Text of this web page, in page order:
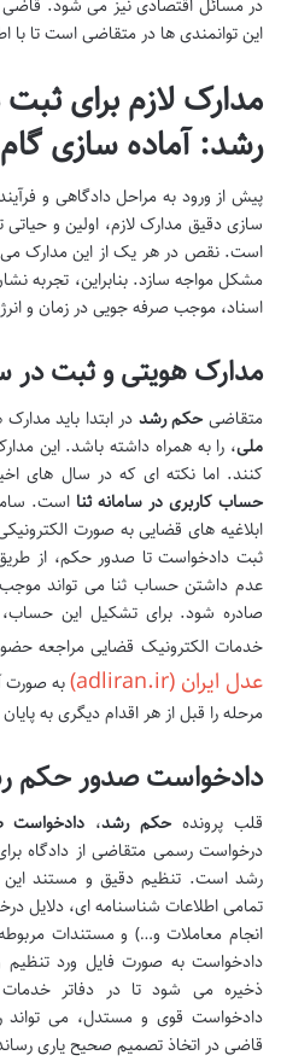
در مسائل اقتصادی نیز می شود. قاضی
این توانمندی ها در متقاضی است تا با
مدارک لازم برای
رشد: آماده سازی
پیش از ورود به مراحل دادگاهی و
سازی دقیق مدارک لازم، اولین و
است. نقص در هر یک از این مدارک می
مشکل مواجه سازد. بنابراین، تجربه
اسناد، موجب صرفه جویی در زمان و
مدارک هویتی و ثبت در
متقاضی حکم رشد در ابتدا باید
ملی، را به همراه داشته باشد. این
کنند. اما نکته ای که در سال های
حساب کاربری در سامانه ثنا است.
ابلاغیه های قضایی به صورت
ثبت دادخواست تا صدور حکم، از
عدم داشتن حساب ثنا می تواند
صادره شود. برای تشکیل این حساب،
خدمات الکترونیک قضایی مراجعه
عدل ایران (adliran.ir)
به صورت
مرحله را قبل از هر اقدام دیگری به
دادخواست صدور حکم
قلب پرونده حکم رشد،
درخواست رسمی متقاضی از دادگاه
رشد است. تنظیم دقیق و مستند این
تمامی اطلاعات شناسنامه ای، دلایل
انجام معاملات و…) و مستندات
دادخواست به صورت فایل ورد
ذخیره می شود تا در دفاتر
دادخواست قوی و مستدل، می تواند
قاضی در اتخاذ تصمیم صحیح یاری